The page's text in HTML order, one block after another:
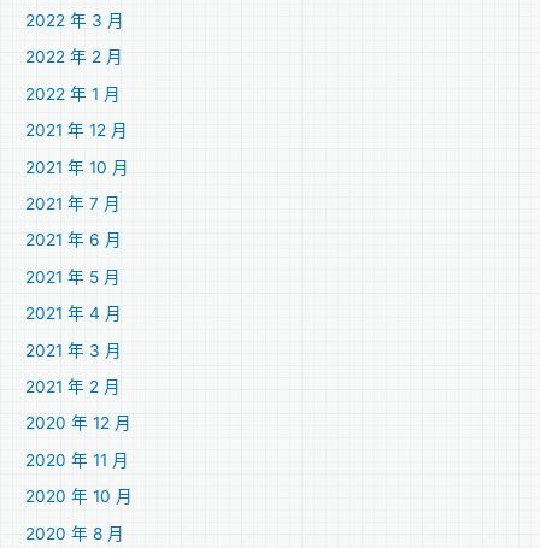
2022 年 3 月
2022 年 2 月
2022 年 1 月
2021 年 12 月
2021 年 10 月
2021 年 7 月
2021 年 6 月
2021 年 5 月
2021 年 4 月
2021 年 3 月
2021 年 2 月
2020 年 12 月
2020 年 11 月
2020 年 10 月
2020 年 8 月